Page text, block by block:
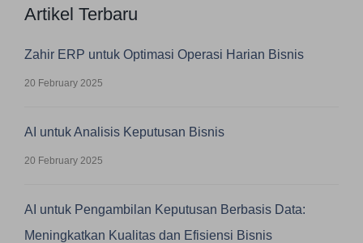
Artikel Terbaru
Zahir ERP untuk Optimasi Operasi Harian Bisnis
20 February 2025
AI untuk Analisis Keputusan Bisnis
20 February 2025
AI untuk Pengambilan Keputusan Berbasis Data:
Meningkatkan Kualitas dan Efisiensi Bisnis